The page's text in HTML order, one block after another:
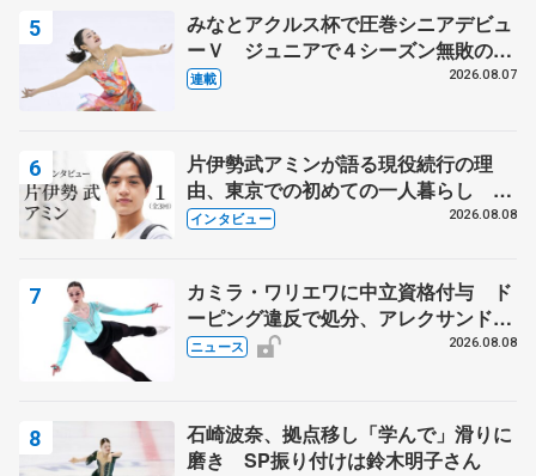
みなとアクルス杯で圧巻シニアデビュ
ーＶ ジュニアで４シーズン無敗の島
田麻央
連載 2026.08.07
片伊勢武アミンが語る現役続行の理
由、東京での初めての一人暮らし 注
目スケーターの「今」に迫る
インタビュー 2026.08.08
カミラ・ワリエワに中立資格付与 ド
ーピング違反で処分、アレクサンド
ラ・イグナトワも
ニュース 2026.08.08
石崎波奈、拠点移し「学んで」滑りに
磨き SP振り付けは鈴木明子さん